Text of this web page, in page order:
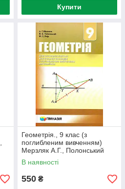
Купити
Геометрія., 9 клас (з
поглибленим вивченням)
Мерзляк А.Г., Полонський
В.Б., Якір М.С.
В наявності
550 ₴